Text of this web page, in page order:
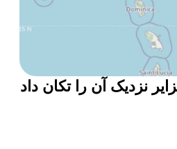
نزدیک آن را تکان داد